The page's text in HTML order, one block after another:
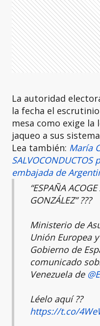
La autoridad
la fecha el
mesa como exige
jaqueo a sus
Lea también: María
embajada de
“ESPAÑA
GONZÁLEZ” ???
Ministerio de
Unión Europea
Gobierno de
comunicado
Venezuela de
Léelo aquí ??
https://t.co/